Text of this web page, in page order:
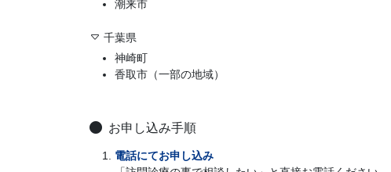
潮来市
千葉県
神崎町
香取市（一部の地域）
お申し込み手順
電話にてお申し込み